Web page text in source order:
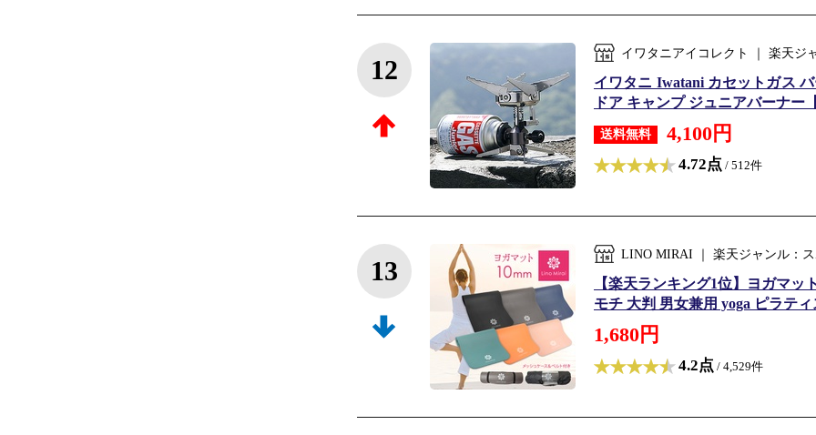
12
イワタニアイコレクト ｜ 楽天ジ
イワタニ Iwatani カセットガス
ドア キャンプ ジュニアバーナー
送料無料 4,100円
4.72点 / 512件
13
LINO MIRAI ｜ 楽天ジャンル：
【楽天ランキング1位】ヨガマッ
モチ 大判 男女兼用 yoga ピラテ
1,680円
4.2点 / 4,529件